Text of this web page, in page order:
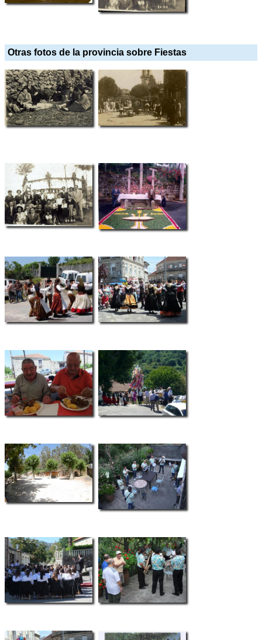
Otras fotos de la provincia sobre Fiestas